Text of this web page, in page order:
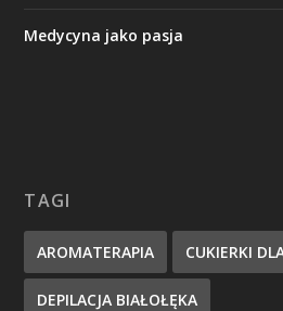
Medycyna jako pasja
TAGI
AROMATERAPIA CUKIERKI
DEPILACJA BIAŁOŁĘKA